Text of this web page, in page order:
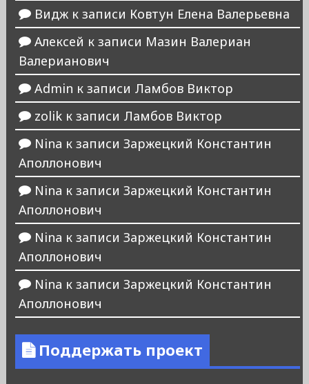
Виджк записи Ковтун Елена Валерьевна
Алексей к записи Мазин Валериан
Валерианович
Admin к записи Ламбов Виктор
zolikк записи Ламбов Виктор
Nina к записи Заржецкий Константин
Аполлонович
Nina к записи Заржецкий Константин
Аполлонович
Nina к записи Заржецкий Константин
Аполлонович
Nina к записи Заржецкий Константин
Аполлонович
Поддержать проект